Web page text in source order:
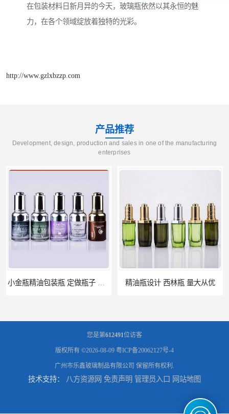
在包装材料日新月异的今天，玻璃瓶依然以其永恒的魅
力，在各个领域绽放着独特的光彩。
http://www.gzlxbzzp.com
产品推荐
Development, design, production and sales in one of the manufacturing
enterprises
精油瓶设计 西林瓶 量大从优
精油瓶生产厂家 瓶子定制 量大从优 棕色精油瓶 西林瓶 透明玻璃精油瓶
您是第612491位访客
版权所有 ©2026-08-09 粤ICP备20062127号-4
广州市乐鑫玻璃制品有限公司 保留所有权利.
技术支持： 八方资源网 免责声明 管理员入口 网站地图